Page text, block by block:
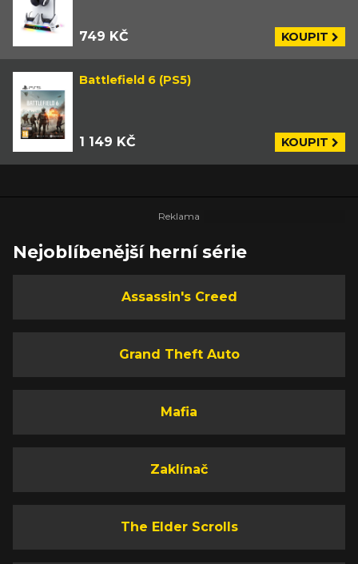
749 KČ KOUPIT
Battlefield 6 (PS5)
1 149 KČ KOUPIT
Nejoblíbenější herní série
Assassin's Creed
Grand Theft Auto
Mafia
Zaklínač
The Elder Scrolls